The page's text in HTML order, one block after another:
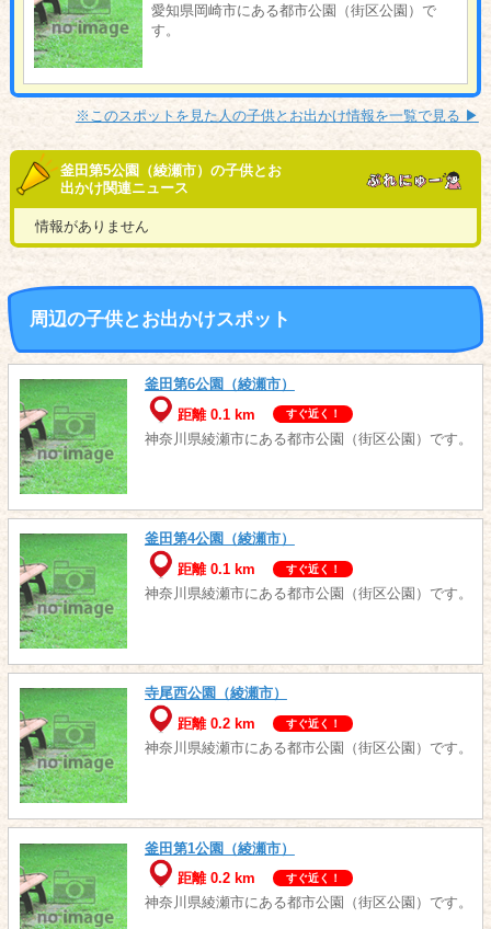
愛知県岡崎市にある都市公園（街区公園）で
す。
※このスポットを見た人の子供とお出かけ情報を一覧で見る ▶︎
釜田第5公園（綾瀬市）の子供とお
出かけ関連ニュース
情報がありません
周辺の子供とお出かけスポット
釜田第6公園（綾瀬市）
距離 0.1 km
すぐ近く！
神奈川県綾瀬市にある都市公園（街区公園）です。
釜田第4公園（綾瀬市）
距離 0.1 km
すぐ近く！
神奈川県綾瀬市にある都市公園（街区公園）です。
寺尾西公園（綾瀬市）
距離 0.2 km
すぐ近く！
神奈川県綾瀬市にある都市公園（街区公園）です。
釜田第1公園（綾瀬市）
距離 0.2 km
すぐ近く！
神奈川県綾瀬市にある都市公園（街区公園）です。